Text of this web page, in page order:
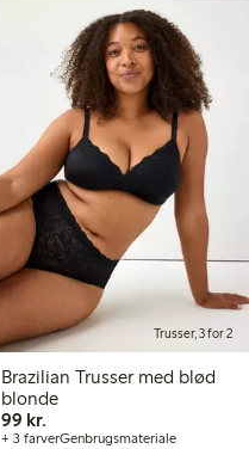
Trusser, 3 for 2
Brazilian Trusser med blød
blonde
99 kr.99,00 kr.
+ 3 farverGenbrugsmateriale